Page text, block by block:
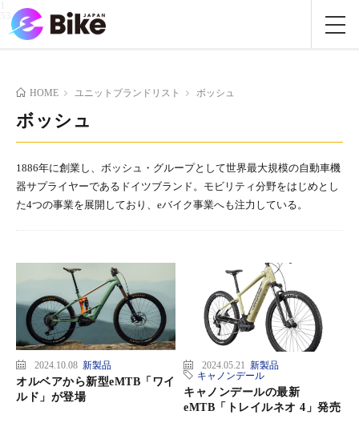
HOME ユニットブランドリスト ボッシュ
ボッシュ
1886年に創業し、ボッシュ・グループとして世界最大規模の自動車機
器サプライヤーであるドイツブランド。モビリティ分野をはじめとし
た4つの事業を展開しており、eバイク事業へも注力している。
2024.10.08 新製品
オルベアから新型eMTB「ワイ
ルド」が登場
2024.05.21 新製品
キャノンデール
キャノンデールの最新
eMTB「トレイルネオ 4」発売